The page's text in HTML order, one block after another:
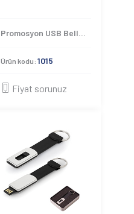
Promosyon USB Bellek 1015
Ürün kodu: 1015
Fiyat sorunuz